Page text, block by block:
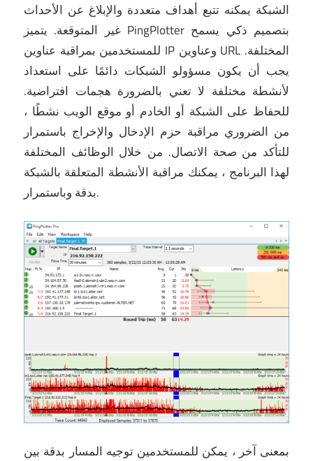
الشبكة يمكنه تتبع أهداف متعددة والإبلاغ عن الأحداث
غير المتوقعة. يتميز PingPlotter بتصميم ذكي يسمح
للمستخدمين بمراقبة عناوين IP وعناوين URL المختلفة.
يجب أن يكون مسؤولو الشبكات دائمًا على استعداد
لأنشطة مختلفة لا تعني بالضرورة هجمات افتراضية.
للحفاظ على الشبكة أو الخادم أو موقع الويب نشطًا ،
من الضروري مراقبة حزم الإدخال والإخراج باستمرار
للتأكد من صحة الاتصال. من خلال الوظائف المختلفة
لهذا البرنامج ، يمكنك مراقبة الأنشطة المتعلقة بالشبكة
بدقة وباستمرار.
بمعنى آخر ، يمكن للمستخدمين توجيه المسار بدقة بين